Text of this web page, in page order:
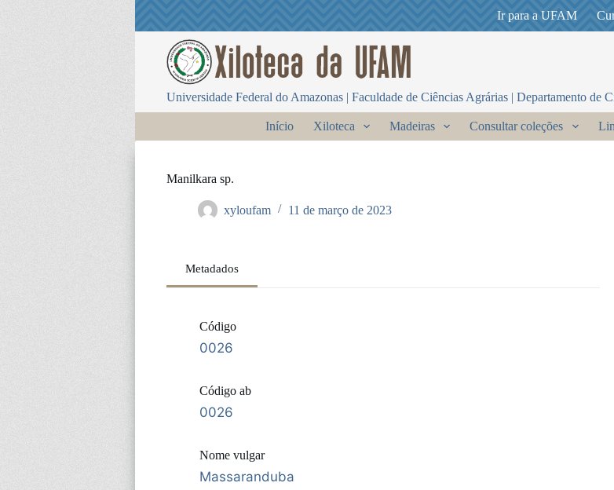
Ir para a UFAM
Universidade Federal do Amazonas | Faculdade de Ciências Agrárias | Departamento de
Início Xiloteca Madeiras Consultar coleções
Manilkara sp.
xyloufam 11 de março de 2023
Metadados
Código
0026
Código ab
0026
Nome vulgar
Massaranduba